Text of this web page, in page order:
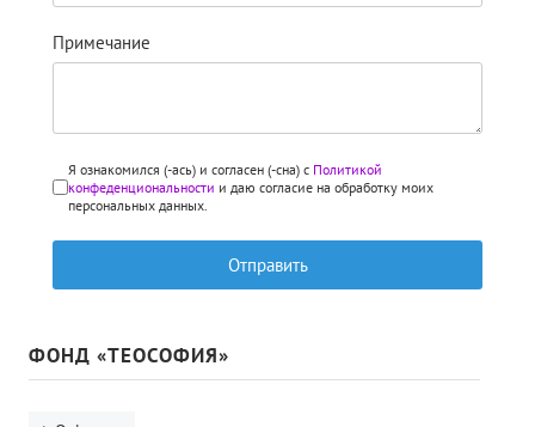
Примечание
Я ознакомился (-ась) и согласен (-сна) с Политикой
конфеденциональности и даю согласие на обработку моих
персональных данных.
Отправить
ФОНД «ТЕОСОФИЯ»